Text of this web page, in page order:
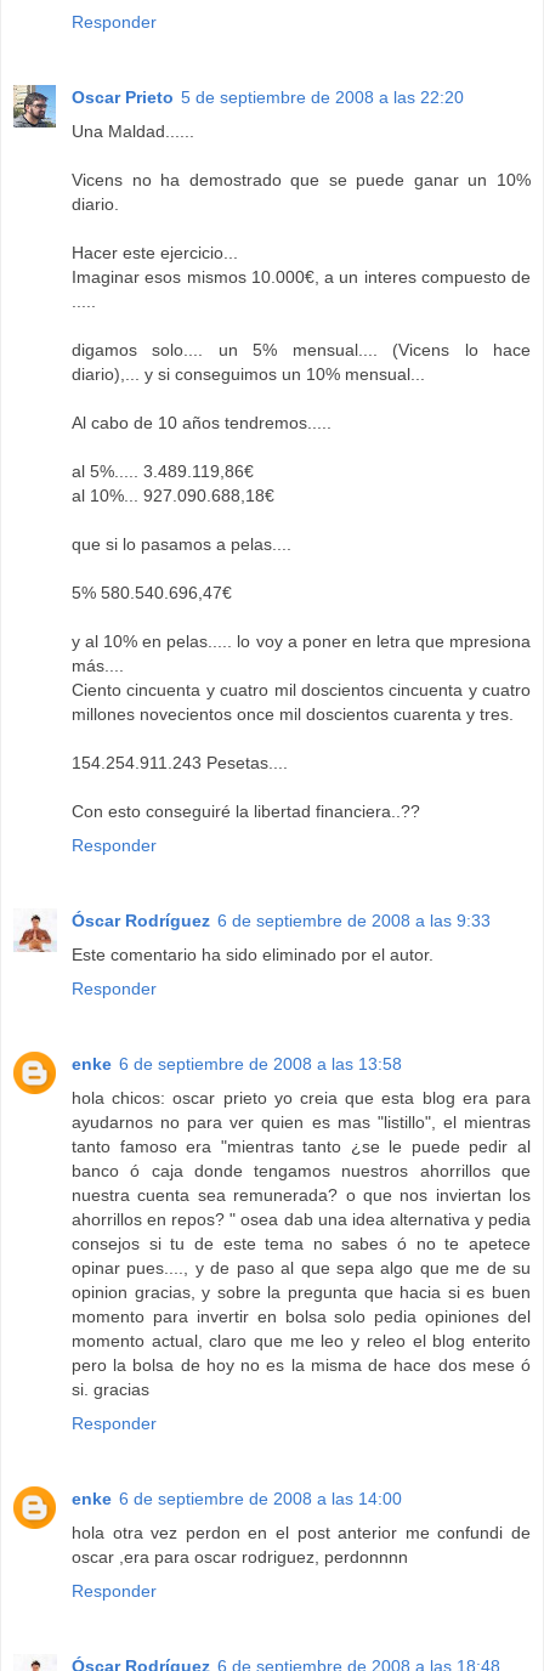
Responder
Oscar Prieto 5 de septiembre de 2008 a las 22:20
Una Maldad......
Vicens no ha demostrado que se puede ganar un 10%
diario.
Hacer este ejercicio...
Imaginar esos mismos 10.000€, a un interes compuesto de
.....
digamos solo.... un 5% mensual.... (Vicens lo hace
diario),... y si conseguimos un 10% mensual...
Al cabo de 10 años tendremos.....
al 5%..... 3.489.119,86€
al 10%... 927.090.688,18€
que si lo pasamos a pelas....
5% 580.540.696,47€
y al 10% en pelas..... lo voy a poner en letra que mpresiona
más....
Ciento cincuenta y cuatro mil doscientos cincuenta y cuatro
millones novecientos once mil doscientos cuarenta y tres.
154.254.911.243 Pesetas....
Con esto conseguiré la libertad financiera..??
Responder
Óscar Rodríguez 6 de septiembre de 2008 a las 9:33
Este comentario ha sido eliminado por el autor.
Responder
enke 6 de septiembre de 2008 a las 13:58
hola chicos: oscar prieto yo creia que esta blog era para
ayudarnos no para ver quien es mas "listillo", el mientras
tanto famoso era "mientras tanto ¿se le puede pedir al
banco ó caja donde tengamos nuestros ahorrillos que
nuestra cuenta sea remunerada? o que nos inviertan los
ahorrillos en repos? " osea dab una idea alternativa y pedia
consejos si tu de este tema no sabes ó no te apetece
opinar pues...., y de paso al que sepa algo que me de su
opinion gracias, y sobre la pregunta que hacia si es buen
momento para invertir en bolsa solo pedia opiniones del
momento actual, claro que me leo y releo el blog enterito
pero la bolsa de hoy no es la misma de hace dos mese ó
si. gracias
Responder
enke 6 de septiembre de 2008 a las 14:00
hola otra vez perdon en el post anterior me confundi de
oscar ,era para oscar rodriguez, perdonnnn
Responder
Óscar Rodríguez 6 de septiembre de 2008 a las 18:48